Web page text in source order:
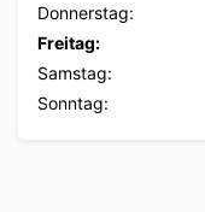
Donnerstag:
Freitag:
Samstag:
Sonntag: